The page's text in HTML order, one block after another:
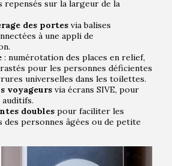
repensés sur la largeur de la
des portesvia balises
à une appli de
: numérotation des places en relief,
pour les personnes déficientes
universelles dans les toilettes.
voyageursvia écrans SIVE, pour
doublespour faciliter les
des personnes âgées ou de petite